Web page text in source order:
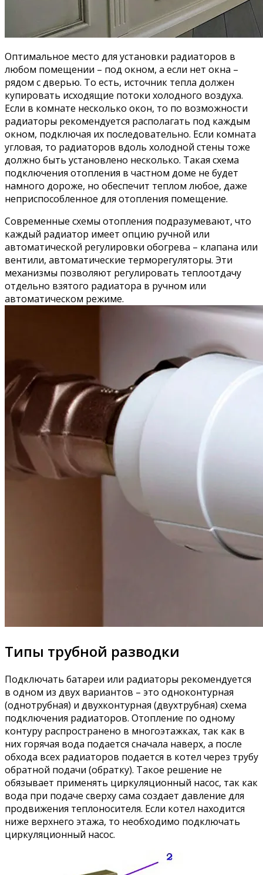
Оптимальное место для установки радиаторов в
любом помещении – под окном, а если нет окна –
рядом с дверью. То есть, источник тепла должен
купировать исходящие потоки холодного воздуха.
Если в комнате несколько окон, то по возможности
радиаторы рекомендуется располагать под каждым
окном, подключая их последовательно. Если комната
угловая, то радиаторов вдоль холодной стены тоже
должно быть установлено несколько. Такая схема
подключения отопления в частном доме не будет
намного дороже, но обеспечит теплом любое, даже
неприспособленное для отопления помещение.
Современные схемы отопления подразумевают, что
каждый радиатор имеет опцию ручной или
автоматической регулировки обогрева – клапана или
вентили, автоматические терморегуляторы. Эти
механизмы позволяют регулировать теплоотдачу
отдельно взятого радиатора в ручном или
автоматическом режиме.
Типы трубной разводки
Подключать батареи или радиаторы рекомендуется
в одном из двух вариантов – это одноконтурная
(однотрубная) и двухконтурная (двухтрубная) схема
подключения радиаторов. Отопление по одному
контуру распространено в многоэтажках, так как в
них горячая вода подается сначала наверх, а после
обхода всех радиаторов подается в котел через трубу
обратной подачи (обратку). Такое решение не
обязывает применять циркуляционный насос, так как
вода при подаче сверху сама создает давление для
продвижения теплоносителя. Если котел находится
ниже верхнего этажа, то необходимо подключать
циркуляционный насос.